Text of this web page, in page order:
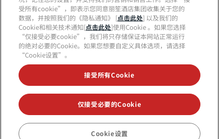
预订
责任经营
采购
现代奴隶制声明
网站地图
丽笙酒店集团品牌
不再错失我们最受欢迎的酒店优惠
© 2026 丽笙酒店集团.保留所有权利。RHG丽笙酒店集团、丽筠、丽芮、丽
笙、丽笙精选、丽祺、丽亭、丽柏、丽怡、Prize by Radisson、丽赏会和丽
笙会议是丽笙酒店集团的商标。
受所有cookie”，即表示您同意丽笙酒店集团收集关于您的
数据，并按照我们的《隐私通知》 [点击此处] 以及我们的
Cookie和相关技术通知[点击此处]使用Cookie 。如果您选择
“仅接受必要cookie”，我们将只存储保证本网站正常运行
的绝对必要的Cookie。如果您想要自定义具体选项，请选择
“Cookie设置”。
接受所有Cookie
仅接受必要的Cookie
Cookie设置